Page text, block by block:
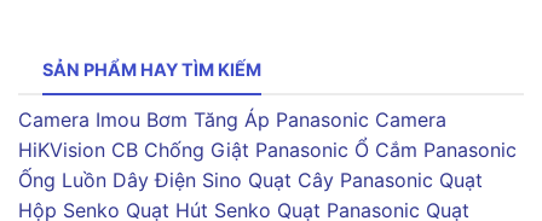
SẢN PHẨM HAY TÌM KIẾM
Camera Imou Bơm Tăng Áp Panasonic Camera
HiKVision CB Chống Giật Panasonic Ổ Cắm Panasonic
Ống Luồn Dây Điện Sino Quạt Cây Panasonic Quạt
Hộp Senko Quạt Hút Senko Quạt Panasonic Quạt